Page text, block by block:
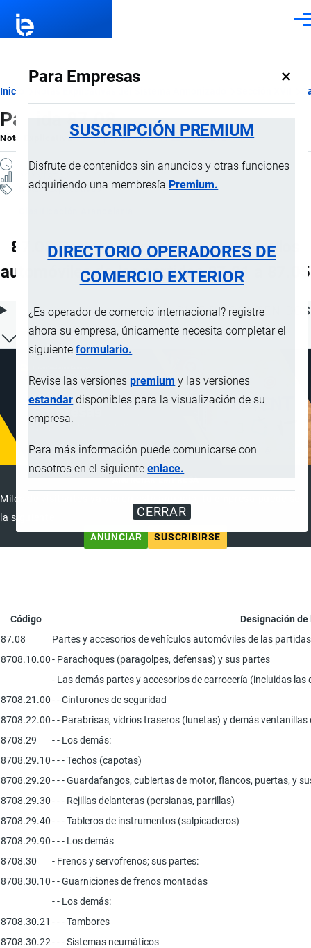
Para Empresas ×
SUSCRIPCIÓN PREMIUM
Disfrute de contenidos sin anuncios y otras funciones
adquiriendo una membresía Premium.
DIRECTORIO OPERADORES DE
COMERCIO EXTERIOR
¿Es operador de comercio internacional? registre
ahora su empresa, únicamente necesita completar el
siguienteformulario.
Revise las versionespremium y las versiones
estandar disponibles para la visualización de su
empresa.
Para más información puede comunicarse con
nosotros en el siguienteenlace.
CERRAR
Ruta
de
navegación
Inicio
Partida 87.08
Nota ExplicativaporImportaciones …, 22 Julio, 2024
7 MINUTOS
Notas Explicativas
87.08 Partes y accesorios de vehículos
automóviles de las partidas 87.01 a 87.05
ÍNDICE DE CONTENIDOS
Miles de visitantes ya vieron este anuncio, tu empresa puede ser
la siguiente
ANUNCIAR
SUSCRIBIRSE
Código
Designación
87.08
Partes y accesorios de vehículos automóviles de las
8708.10.00- Parachoques (paragolpes, defensas) y sus partes
- Las demás partes y accesorios de carrocería (incluidas las
8708.21.00- - Cinturones de seguridad
8708.22.00- - Parabrisas, vidrios traseros (lunetas) y demás
8708.29
- - Los demás:
8708.29.10- - - Techos (capotas)
8708.29.20- - - Guardafangos, cubiertas de motor, flancos, puertas, y
8708.29.30- - - Rejillas delanteras (persianas, parrillas)
8708.29.40- - - Tableros de instrumentos (salpicaderos)
8708.29.90- - - Los demás
8708.30
- Frenos y servofrenos; sus partes:
8708.30.10- - Guarniciones de frenos montadas
- - Los demás:
8708.30.21 - - - Tambores
8708.30.22- - - Sistemas neumáticos